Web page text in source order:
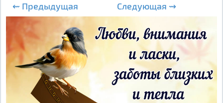
⇜ Предыдущая Следующая ⇝